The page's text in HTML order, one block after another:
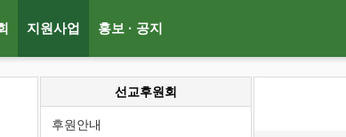
지원사업 홍보 · 공지
선교후원회
후원안내